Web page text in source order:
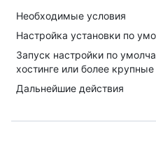
Необходимые условия
Настройка установки по
Запуск настройки по
хостинге или более
Дальнейшие действия